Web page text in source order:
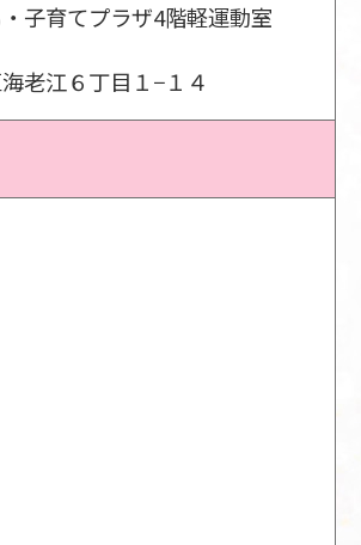
子育てプラザ4階軽運動室
老江６丁目１−１４